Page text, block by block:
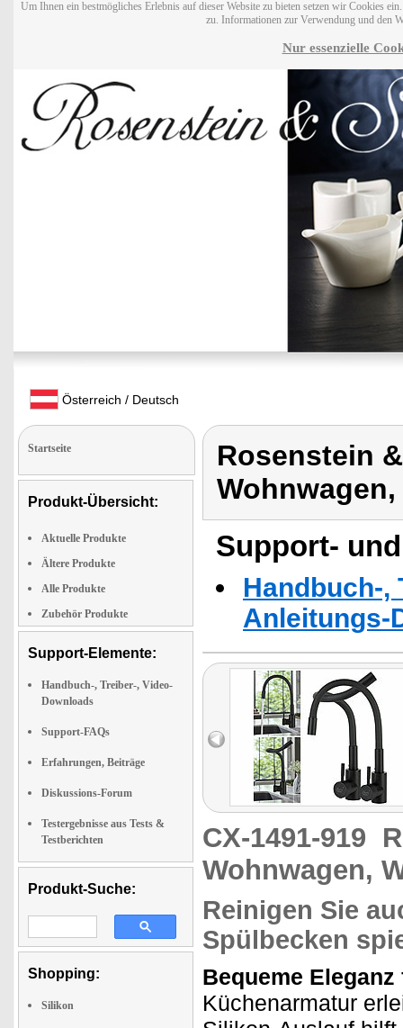
Um Ihnen ein bestmögliches Erlebnis auf dieser Website zu bieten setzen wir Cookies
zu. Informationen zur Verwendung und den
Nur essenzielle
Österreich / Deutsch
Startseite
Produkt-Übersicht:
Aktuelle Produkte
Ältere Produkte
Alle Produkte
Zubehör Produkte
Support-Elemente:
Handbuch-, Treiber-, Video-
Downloads
Support-FAQs
Erfahrungen, Beiträge
Diskussions-Forum
Testergebnisse aus Tests &
Testberichten
Produkt-Suche:
Shopping:
Silikon
Rosenstein
Support-
Handbuch-,
Anleitungs-
CX-1491-919
Wohnwagen,
Reinigen Sie
Spülbecken
Bequeme
Küchenarmatur